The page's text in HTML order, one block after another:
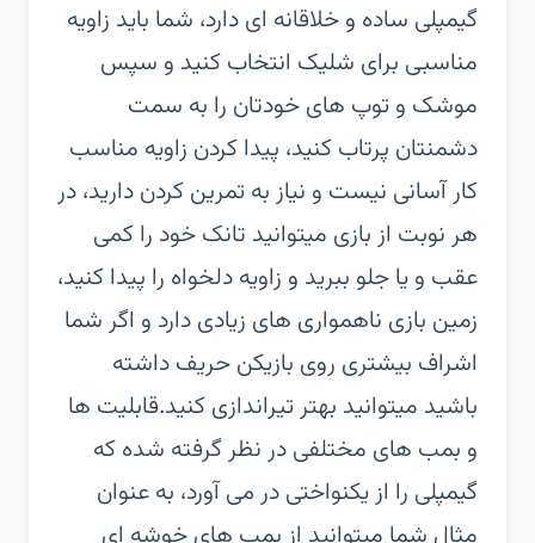
گیمپلی ساده و خلاقانه ای دارد، شما باید زاویه
مناسبی برای شلیک انتخاب کنید و سپس
موشک و توپ های خودتان را به سمت
دشمنتان پرتاب کنید، پیدا کردن زاویه مناسب
کار آسانی نیست و نیاز به تمرین کردن دارید، در
هر نوبت از بازی میتوانید تانک خود را کمی
عقب و یا جلو ببرید و زاویه دلخواه را پیدا کنید،
زمین بازی ناهمواری های زیادی دارد و اگر شما
اشراف بیشتری روی بازیکن حریف داشته
باشید میتوانید بهتر تیراندازی کنید.قابلیت ها
و بمب های مختلفی در نظر گرفته شده که
گیمپلی را از یکنواختی در می آورد، به عنوان